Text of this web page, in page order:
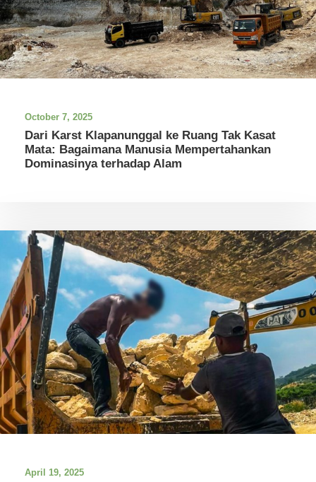
October 7, 2025
Dari Karst Klapanunggal ke Ruang Tak Kasat
Mata: Bagaimana Manusia Mempertahankan
Dominasinya terhadap Alam
April 19, 2025